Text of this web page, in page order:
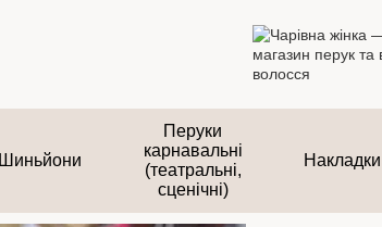
Шиньйони
Перуки
карнавальні
(театральні,
сценічні)
Накладки